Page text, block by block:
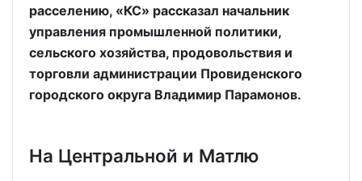
расселению, «КС» рассказал начальник
управления промышленной политики,
сельского хозяйства, продовольствия и
торговли администрации Провиденского
городского округа Владимир Парамонов.
На Центральной и Матлю